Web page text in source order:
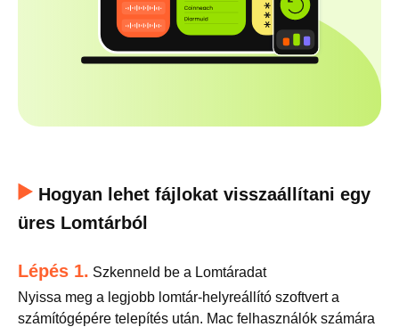
Hogyan lehet fájlokat visszaállítani egy
üres Lomtárból
Lépés 1. Szkenneld be a Lomtáradat
Nyissa meg a legjobb lomtár-helyreállító szoftvert a
számítógépére telepítés után. Mac felhasználók számára